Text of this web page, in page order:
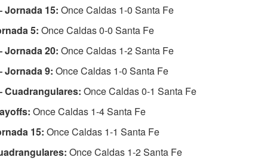
Jornada 15: Once Caldas 1-0 Santa Fe
5: Once Caldas 0-0 Santa Fe
Jornada 20: Once Caldas 1-2 Santa Fe
Jornada 9: Once Caldas 1-0 Santa Fe
Cuadrangulares: Once Caldas 0-1 Santa Fe
Once Caldas 1-4 Santa Fe
15: Once Caldas 1-1 Santa Fe
Once Caldas 1-2 Santa Fe